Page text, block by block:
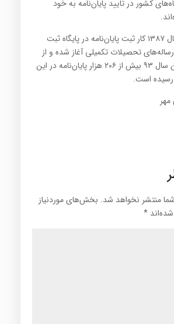
كشور در تایید پايان‌نامه به خود
از بهمن ماه سال ۱۳۸۷ کار ثبت پایان‌نامه در پایگاه ثبت
رساله‌هاي تحصيلات تكميلي آغاز شده و از
آن زمان تاپایان سال ۹۳ بیش از ۲۰۶ هزار پایان‌نامه در این
رسیده است.
منتشر نخواهد شد. بخش‌های موردنیاز
*